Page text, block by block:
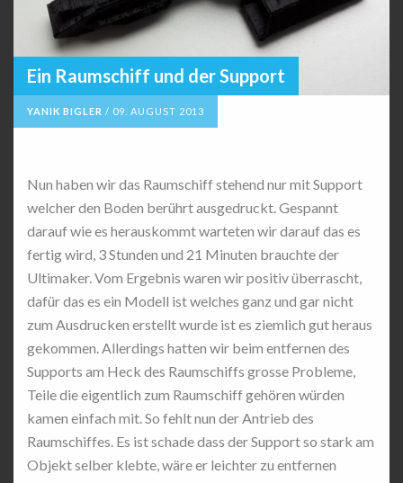
Ein Raumschiff und der Support
YANIK BIGLER / 09. AUGUST 2013
Nun haben wir das Raumschiff stehend nur mit Support
welcher den Boden berührt ausgedruckt. Gespannt
darauf wie es herauskommt warteten wir darauf das es
fertig wird, 3 Stunden und 21 Minuten brauchte der
Ultimaker. Vom Ergebnis waren wir positiv überrascht,
dafür das es ein Modell ist welches ganz und gar nicht
zum Ausdrucken erstellt wurde ist es ziemlich gut heraus
gekommen. Allerdings hatten wir beim entfernen des
Supports am Heck des Raumschiffs grosse Probleme,
Teile die eigentlich zum Raumschiff gehören würden
kamen einfach mit. So fehlt nun der Antrieb des
Raumschiffes. Es ist schade dass der Support so stark am
Objekt selber klebte, wäre er leichter zu entfernen